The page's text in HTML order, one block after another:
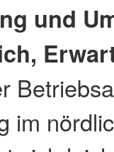
und
im